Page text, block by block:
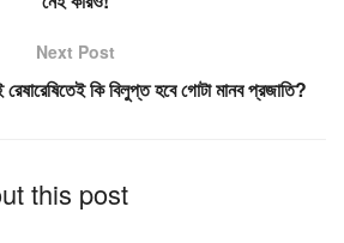
Next Post
কি বিলুপ্ত হবে গোটা মানব প্রজাতি?
this post